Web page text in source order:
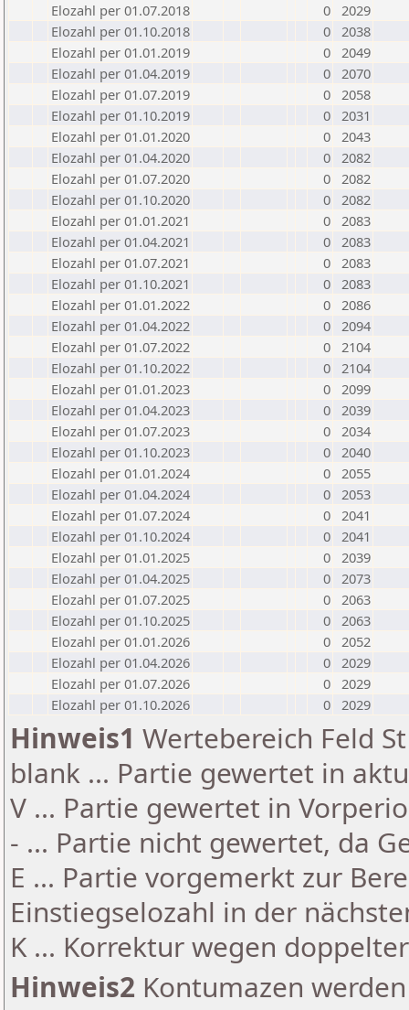
Elozahl per 01.07.2018
0 2029
Elozahl per 01.10.2018
0 2038
Elozahl per 01.01.2019
0 2049
Elozahl per 01.04.2019
0 2070
Elozahl per 01.07.2019
0 2058
Elozahl per 01.10.2019
0 2031
Elozahl per 01.01.2020
0 2043
Elozahl per 01.04.2020
0 2082
Elozahl per 01.07.2020
0 2082
Elozahl per 01.10.2020
0 2082
Elozahl per 01.01.2021
0 2083
Elozahl per 01.04.2021
0 2083
Elozahl per 01.07.2021
0 2083
Elozahl per 01.10.2021
0 2083
Elozahl per 01.01.2022
0 2086
Elozahl per 01.04.2022
0 2094
Elozahl per 01.07.2022
0 2104
Elozahl per 01.10.2022
0 2104
Elozahl per 01.01.2023
0 2099
Elozahl per 01.04.2023
0 2039
Elozahl per 01.07.2023
0 2034
Elozahl per 01.10.2023
0 2040
Elozahl per 01.01.2024
0 2055
Elozahl per 01.04.2024
0 2053
Elozahl per 01.07.2024
0 2041
Elozahl per 01.10.2024
0 2041
Elozahl per 01.01.2025
0 2039
Elozahl per 01.04.2025
0 2073
Elozahl per 01.07.2025
0 2063
Elozahl per 01.10.2025
0 2063
Elozahl per 01.01.2026
0 2052
Elozahl per 01.04.2026
0 2029
Elozahl per 01.07.2026
0 2029
Elozahl per 01.10.2026
0 2029
Hinweis1 Wertebereich Feld
blank ... Partie gewertet in
V ... Partie gewertet in
- ... Partie nicht gewertet, da
E ... Partie vorgemerkt zur
Einstiegselozahl in der
K ... Korrektur wegen
Hinweis2 Kontumazen